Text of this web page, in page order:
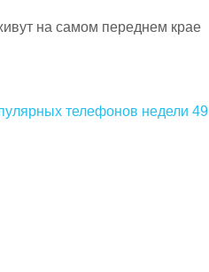
на самом переднем крае
телефонов недели 49